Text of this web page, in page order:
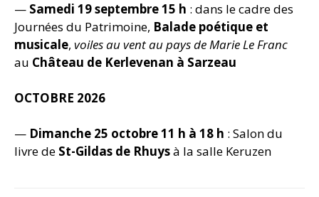
— Samedi 19 septembre 15 h : dans le cadre des
Journées du Patrimoine, Balade poétique et
musicale, voiles au vent au pays de Marie Le Franc
au Château de Kerlevenan à Sarzeau
OCTOBRE 2026
— Dimanche 25 octobre 11 h à 18 h : Salon du
livre de St-Gildas de Rhuysà la salle Keruzen